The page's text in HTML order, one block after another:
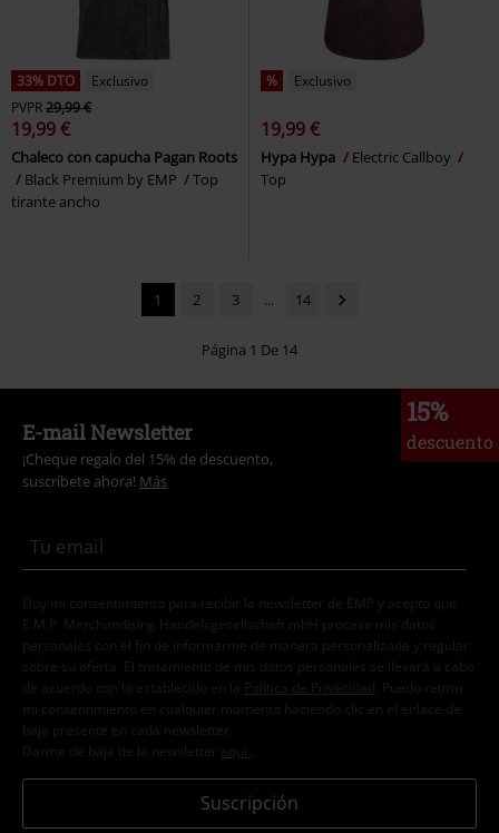
33% DTO
Exclusivo
PVPR29,99 €
19,99 €
Chaleco con capucha Pagan Roots
Black Premium by EMP
Top
tirante ancho
% Exclusivo
19,99 €
Hypa Hypa
Electric Callboy
Top
1 2 3 ... 14
Página 1 De 14
15%
descuento
E-mail Newsletter
¡Cheque regalo del 15% de descuento,
suscríbete ahora! Más
Doy mi consentimiento para recibir la newsletter de EMP y acepto que
E.M.P. Merchandising Handelsgesellschaft mbH procese mis datos
personales con el fin de informarme de manera personalizada y regular
sobre su oferta. El tratamiento de mis datos personales se llevará a cabo
de acuerdo con lo establecido en la
Política de Privacidad . Puedo retirar
mi consentimiento en cualquier momento haciendo clic en el enlace de
baja presente en cada newsletter.
Darme de baja de la newsletter
aquí
Suscripción